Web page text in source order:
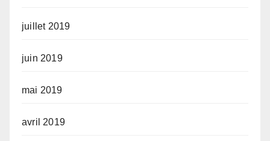
juillet 2019
juin 2019
mai 2019
avril 2019